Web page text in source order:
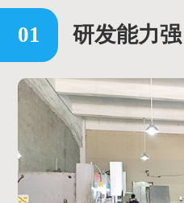
研发能力强